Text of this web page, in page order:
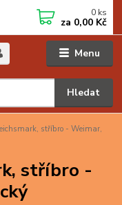
Menu
Hledat
0 ks
za 0,00 Kč
stříbro - Weimar,
stříbro -